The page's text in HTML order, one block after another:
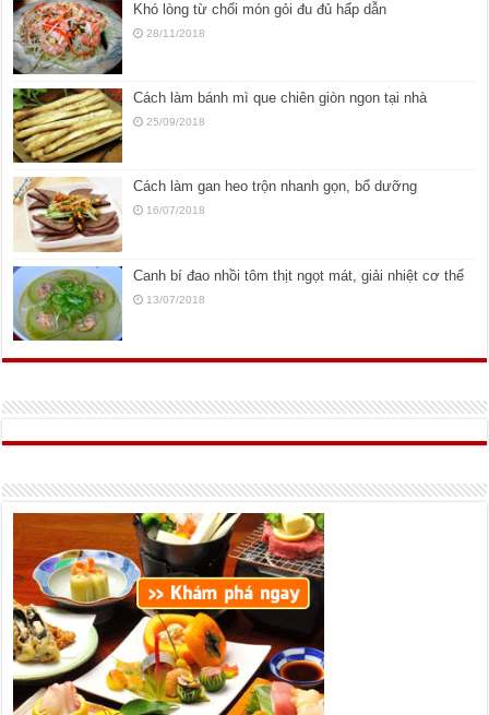
Khó lòng từ chối món gỏi đu đủ hấp dẫn
28/11/2018
Cách làm bánh mì que chiên giòn ngon tại nhà
25/09/2018
Cách làm gan heo trộn nhanh gọn, bổ dưỡng
16/07/2018
Canh bí đao nhồi tôm thịt ngọt mát, giải nhiệt cơ thể
13/07/2018